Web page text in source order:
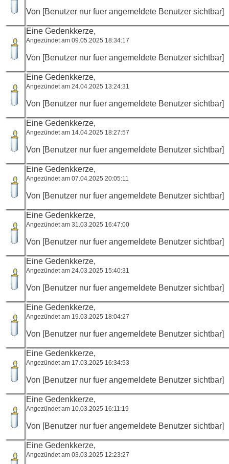
Von [Benutzer nur fuer angemeldete Benutzer sichtbar]
Eine Gedenkkerze,
Angezündet am 09.05.2025 18:34:17
Von [Benutzer nur fuer angemeldete Benutzer sichtbar]
Eine Gedenkkerze,
Angezündet am 24.04.2025 13:24:31
Von [Benutzer nur fuer angemeldete Benutzer sichtbar]
Eine Gedenkkerze,
Angezündet am 14.04.2025 18:27:57
Von [Benutzer nur fuer angemeldete Benutzer sichtbar]
Eine Gedenkkerze,
Angezündet am 07.04.2025 20:05:11
Von [Benutzer nur fuer angemeldete Benutzer sichtbar]
Eine Gedenkkerze,
Angezündet am 31.03.2025 16:47:00
Von [Benutzer nur fuer angemeldete Benutzer sichtbar]
Eine Gedenkkerze,
Angezündet am 24.03.2025 15:40:31
Von [Benutzer nur fuer angemeldete Benutzer sichtbar]
Eine Gedenkkerze,
Angezündet am 19.03.2025 18:04:27
Von [Benutzer nur fuer angemeldete Benutzer sichtbar]
Eine Gedenkkerze,
Angezündet am 17.03.2025 16:34:53
Von [Benutzer nur fuer angemeldete Benutzer sichtbar]
Eine Gedenkkerze,
Angezündet am 10.03.2025 16:11:19
Von [Benutzer nur fuer angemeldete Benutzer sichtbar]
Eine Gedenkkerze,
Angezündet am 03.03.2025 12:23:27